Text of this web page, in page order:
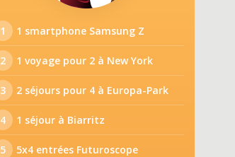
1 1 smartphone Samsung Z
2 1 voyage pour 2 à New York
3 2 séjours pour 4 à Europa-Park
4 1 séjour à Biarritz
5 5x4 entrées Futuroscope